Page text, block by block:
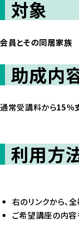
対象
会員とその同居家族
助成内
通常受講料から15％
利用方
右のリンクから、
ご希望講座の内容